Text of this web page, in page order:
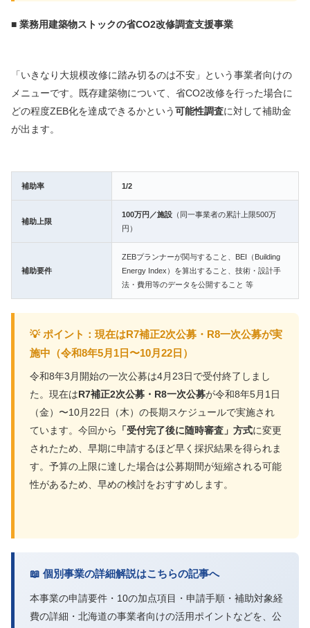
■ 業務用建築物ストックの省CO2改修調査支援事業
「いきなり大規模改修に踏み切るのは不安」という事業者向けの
メニューです。既存建築物について、省CO2改修を行った場合に
どの程度ZEB化を達成できるかという可能性調査に対して補助金
が出ます。
補助率 1/2
補助上限
100万円／施設 （同一事業者の累計上限500万
円）
補助要件
ZEBプランナーが関与すること、BEI（Building
Energy Index）を算出すること、技術・設計手
法・費用等のデータを公開すること 等
💡 ポイント：現在はR7補正2次公募・R8一次公募が実
施中（令和8年5月1日〜10月22日）
令和8年3月開始の一次公募は4月23日で受付終了しまし
た。現在はR7補正2次公募・R8一次公募が令和8年5月1日
（金）〜10月22日（木）の長期スケジュールで実施され
ています。今回から
「受付完了後に随時審査」方式に変更
されたため、早期に申請するほど早く採択結果を得られま
す。予算の上限に達した場合は公募期間が短縮される可能
性があるため、早めの検討をおすすめします。
📖 個別事業の詳細解説はこちらの記事へ
本事業の申請要件・10の加点項目・申請手順・補助対象経
費の詳細・北海道の事業者向けの活用ポイントなどを、公